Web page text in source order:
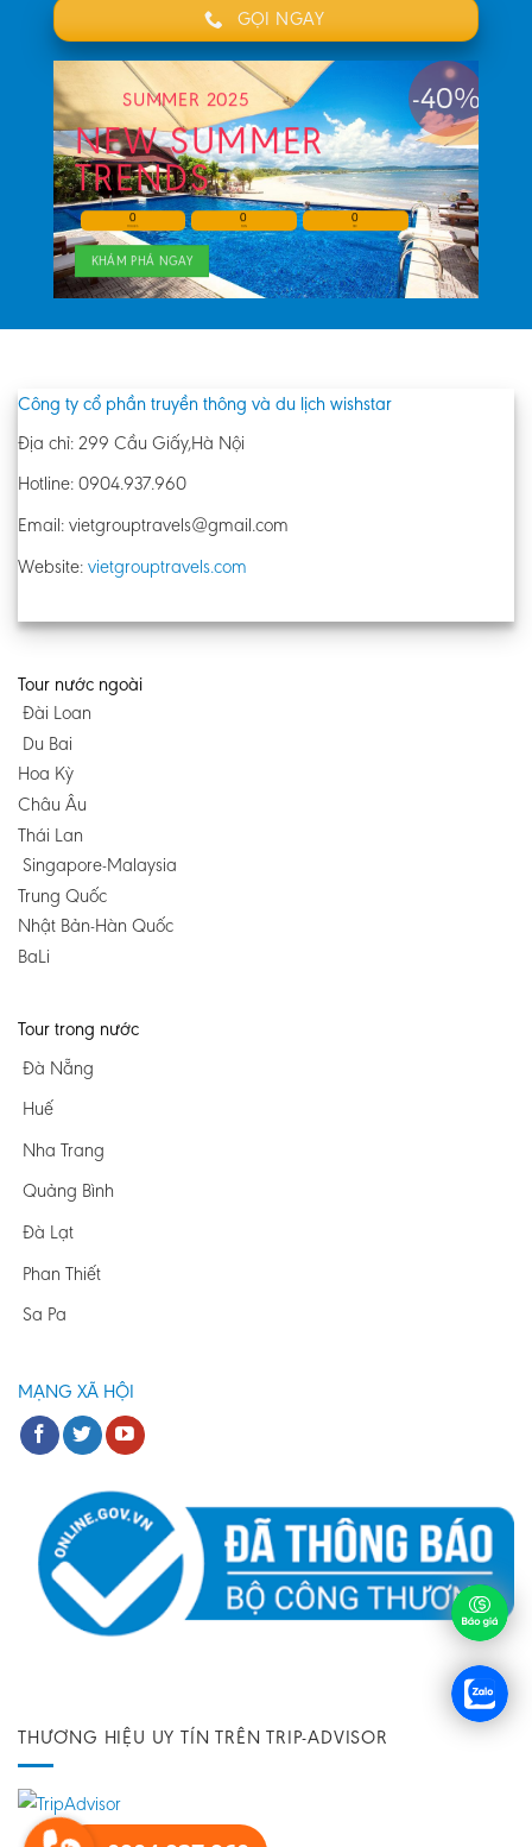
GỌI NGAY
SUMMER 2025
NEW SUMMER
TRENDS
0
HOURS
0
MIN
0
SEC
KHÁM PHÁ NGAY
-40%
Công ty cổ phần truyền thông và du lịch wishstar
Địa chỉ: 299 Cầu Giấy,Hà Nội
Hotline: 0904.937.960
Email: vietgrouptravels@gmail.com
Website: vietgrouptravels.com
Tour nước ngoài
Đài Loan
Du Bai
Hoa Kỳ
Châu Âu
Thái Lan
Singapore-Malaysia
Trung Quốc
Nhật Bản-Hàn Quốc
BaLi
Tour trong nước
Đà Nẵng
Huế
Nha Trang
Quảng Bình
Đà Lạt
Phan Thiết
Sa Pa
MẠNG XÃ HỘI
THƯƠNG HIỆU UY TÍN TRÊN TRIP-ADVISOR